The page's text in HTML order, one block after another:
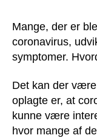
Mange, der er
coronavirus,
symptomer.
Det kan der
oplagte er, at
kunne være
hvor mange af